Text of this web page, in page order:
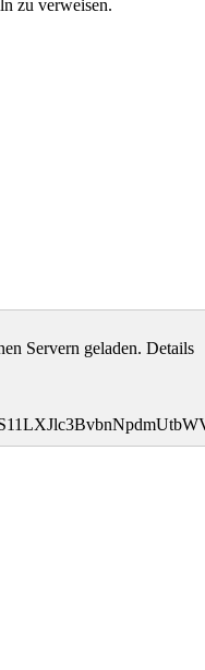
zu verweisen.
Servern geladen. Details